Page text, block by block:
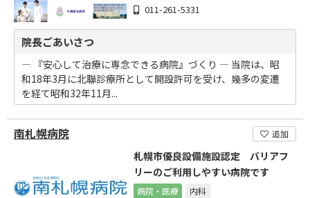
011-261-5331
院長ごあいさつ
― 『安心して治療に専念できる病院』づくり ― 当院は、昭
和18年3月に北聯診療所として開設許可を受け、幾多の変遷
を経て昭和32年11月...
南札幌病院 追加
札幌市優良設備施設認定 バリアフ
リーのご利用しやすい病院です
病院・医療 内科